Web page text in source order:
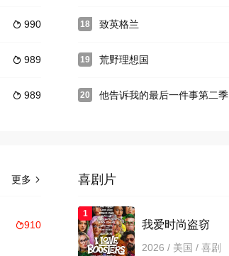
 990
 989
 989
18 致英格兰
19 荒野理想国
20 他告诉我的最后一件事第二季
更多 
910
喜剧片
1
我爱时尚盗窃
2026 / 美国 / 喜剧